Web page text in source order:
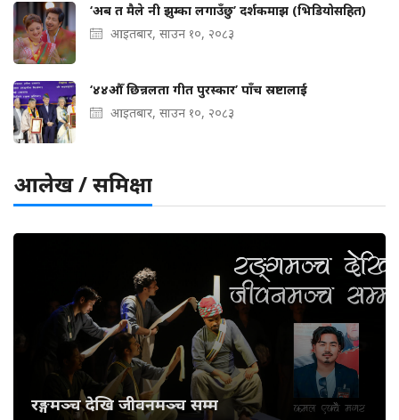
‘अब त मैले नी झुम्का लगाउँछु’ दर्शकमाझ (भिडियोसहित)
आइतबार, साउन १०, २०८३
‘४४औँ छिन्नलता गीत पुरस्कार’ पाँच स्रष्टालाई
आइतबार, साउन १०, २०८३
आलेख / समिक्षा
रङ्गमञ्च देखि जीवनमञ्च सम्म